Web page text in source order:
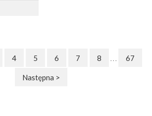
4 5 6 7 8 67
Następna >